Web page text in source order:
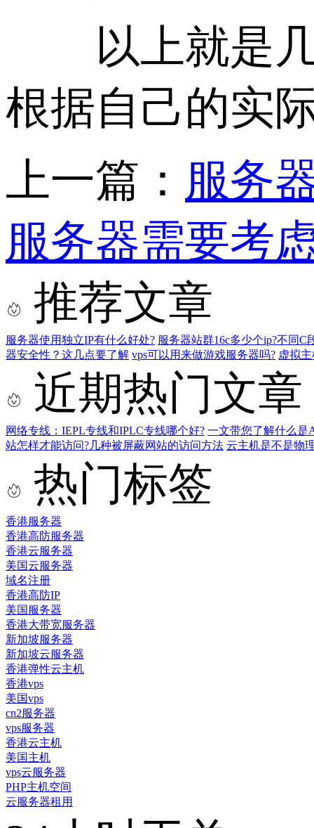
以上就是几
根据自己的实
上一篇： 服务
服务器需要考
推荐文章
服务器使用独立IP有什么好处? 服务器站群16c多少个ip?不同C
器安全性？这几点要了解 vps可以用来做游戏服务器吗? 虚拟
近期热门文章
网络专线：IEPL专线和IPLC专线哪个好? 一文带您了解什么是
站怎样才能访问?几种被屏蔽网站的访问方法 云主机是不是物
热门标签
香港服务器
香港高防服务器
香港云服务器
美国云服务器
域名注册
香港高防IP
美国服务器
香港大带宽服务器
新加坡服务器
新加坡云服务器
香港弹性云主机
香港vps
美国vps
cn2服务器
vps服务器
香港云主机
美国主机
vps云服务器
PHP主机空间
云服务器租用